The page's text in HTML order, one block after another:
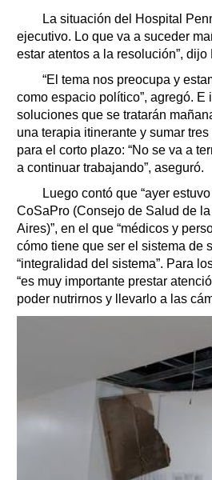
La situación del Hospital
ejecutivo. Lo que va a suceder
estar atentos a la resolución”, dijo
“El tema nos preocupa y
como espacio político”, agregó. E
soluciones que se tratarán
una terapia itinerante y sumar
para el corto plazo: “No se va a
a continuar trabajando”, aseguró.
Luego contó que “ayer
CoSaPro (Consejo de Salud de
Aires)”, en el que “médicos y
cómo tiene que ser el sistema de
“integralidad del sistema”. Para
“es muy importante prestar
poder nutrirnos y llevarlo a las